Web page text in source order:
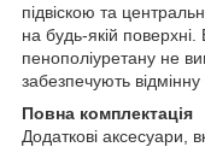
підвіскою та
на будь-якій поверхні.
пенополіуретану не
забезпечують відмінну
Повна комплектація
Додаткові аксесуари,